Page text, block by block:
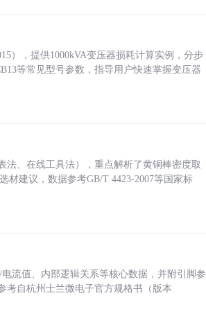
），提供1000kVA变压器损耗计算实例，分步
等常见型号参数，指导用户快速掌握变压器
、在线工具法），重点解析了黄铜棒密度取
材建议，数据参考GB/T 4423-2007等国家标
流值、内部逻辑关系等核心数据，并附引脚参
考自杭州士兰微电子官方规格书（版本